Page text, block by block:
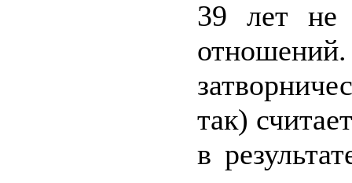
39 лет не
так)
в